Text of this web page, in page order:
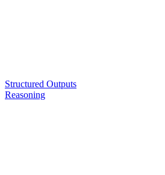
Structured Outputs
Reasoning